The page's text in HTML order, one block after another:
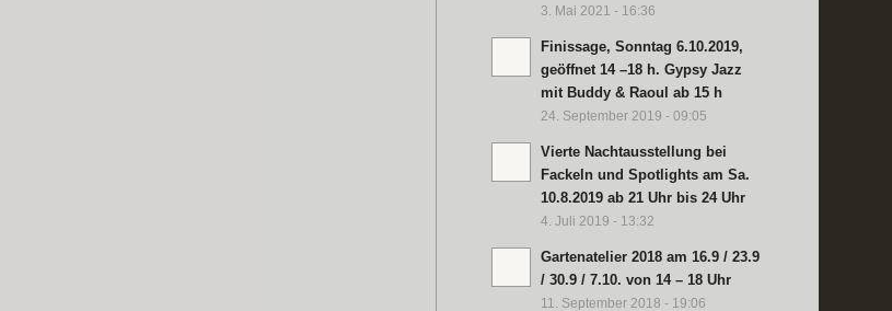
3. Mai 2021 - 16:36
Finissage, Sonntag 6.10.2019,
geöffnet 14 –18 h. Gypsy Jazz
mit Buddy & Raoul ab 15 h
24. September 2019 - 09:05
Vierte Nachtausstellung bei
Fackeln und Spotlights am Sa.
10.8.2019 ab 21 Uhr bis 24 Uhr
4. Juli 2019 - 13:32
Gartenatelier 2018 am 16.9 / 23.9
/ 30.9 / 7.10. von 14 – 18 Uhr
11. September 2018 - 19:06